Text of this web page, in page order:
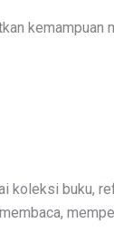
kemampuan
koleksi buku,